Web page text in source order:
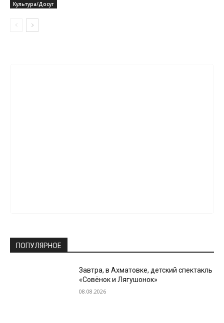
Культура/Досуг
ПОПУЛЯРНОЕ
Завтра, в Ахматовке, детский спектакль
«Совёнок и Лягушонок»
08.08.2026